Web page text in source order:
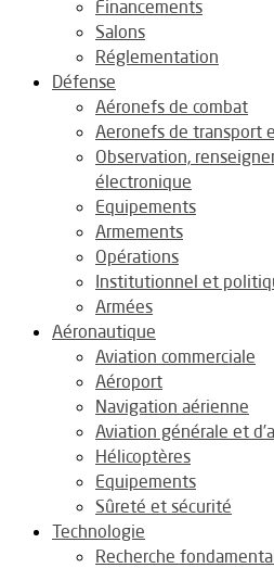
Financements
Salons
Réglementation
Défense
Aéronefs de combat
Aeronefs de transport
Observation,
électronique
Equipements
Armements
Opérations
Institutionnel et
Armées
Aéronautique
Aviation commerciale
Aéroport
Navigation aérienne
Aviation générale et
Hélicoptères
Equipements
Sûreté et sécurité
Technologie
Recherche